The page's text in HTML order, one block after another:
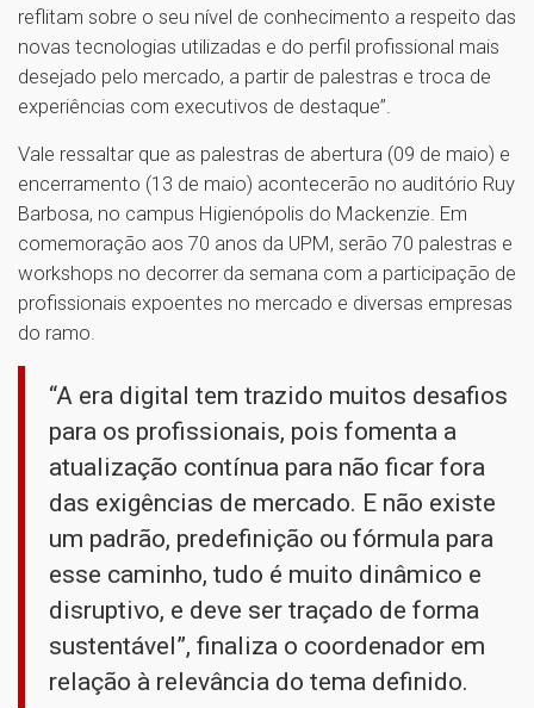
reflitam sobre o seu nível de conhecimento a respeito das
novas tecnologias utilizadas e do perfil profissional mais
desejado pelo mercado, a partir de palestras e troca de
experiências com executivos de destaque”.
Vale ressaltar que as palestras de abertura (09 de maio) e
encerramento (13 de maio) acontecerão no auditório Ruy
Barbosa, no campus Higienópolis do Mackenzie. Em
comemoração aos 70 anos da UPM, serão 70 palestras e
workshops no decorrer da semana com a participação de
profissionais expoentes no mercado e diversas empresas
do ramo.
“A era digital tem trazido muitos desafios
para os profissionais, pois fomenta a
atualização contínua para não ficar fora
das exigências de mercado. E não existe
um padrão, predefinição ou fórmula para
esse caminho, tudo é muito dinâmico e
disruptivo, e deve ser traçado de forma
sustentável”, finaliza o coordenador em
relação à relevância do tema definido.